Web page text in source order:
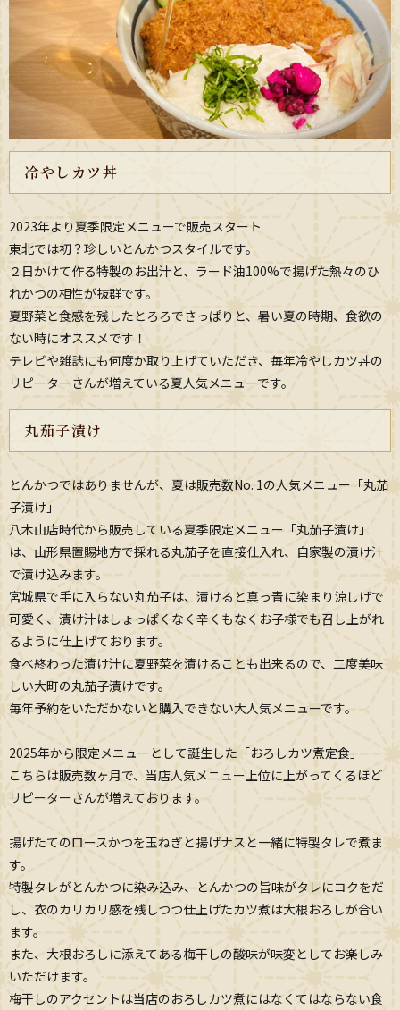
冷やしカツ丼
2023年より夏季限定メニューで販売スタート
東北では初？珍しいとんかつスタイルです。
２日かけて作る特製のお出汁と、ラード油100%で揚げた熱々のひ
れかつの相性が抜群です。
夏野菜と食感を残したとろろでさっぱりと、暑い夏の時期、食欲の
ない時にオススメです！
テレビや雑誌にも何度か取り上げていただき、毎年冷やしカツ丼の
リピーターさんが増えている夏人気メニューです。
丸茄子漬け
とんかつではありませんが、夏は販売数No. 1の人気メニュー「丸茄
子漬け」
八木山店時代から販売している夏季限定メニュー「丸茄子漬け」
は、山形県置賜地方で採れる丸茄子を直接仕入れ、自家製の漬け汁
で漬け込みます。
宮城県で手に入らない丸茄子は、漬けると真っ青に染まり涼しげで
可愛く、 漬け汁はしょっぱくなく辛くもなくお子様でも召し上がれ
るように仕上げております。
食べ終わった漬け汁に夏野菜を漬けることも出来るので、二度美味
しい大町の丸茄子漬けです。
毎年予約をいただかないと購入できない大人気メニューです。
2025年から限定メニューとして誕生した「おろしカツ煮定食」
こちらは販売数ヶ月で、当店人気メニュー上位に上がってくるほど
リピーターさんが増えております。
揚げたてのロースかつを玉ねぎと揚げナスと一緒に特製タレで煮ま
す。
特製タレがとんかつに染み込み、とんかつの旨味がタレにコクをだ
し、衣のカリカリ感を残しつつ仕上げたカツ煮は大根おろしが合い
ます。
また、大根おろしに添えてある梅干しの酸味が味変としてお楽しみ
いただけます。
梅干しのアクセントは当店のおろしカツ煮にはなくてはならない食